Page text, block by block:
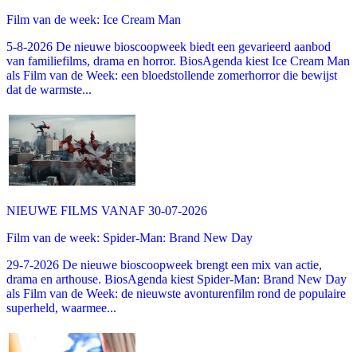
Film van de week: Ice Cream Man
5-8-2026 De nieuwe bioscoopweek biedt een gevarieerd aanbod
van familiefilms, drama en horror. BiosAgenda kiest Ice Cream Man
als Film van de Week: een bloedstollende zomerhorror die bewijst
dat de warmste...
NIEUWE FILMS VANAF 30-07-2026
Film van de week: Spider-Man: Brand New Day
29-7-2026 De nieuwe bioscoopweek brengt een mix van actie,
drama en arthouse. BiosAgenda kiest Spider-Man: Brand New Day
als Film van de Week: de nieuwste avonturenfilm rond de populaire
superheld, waarmee...